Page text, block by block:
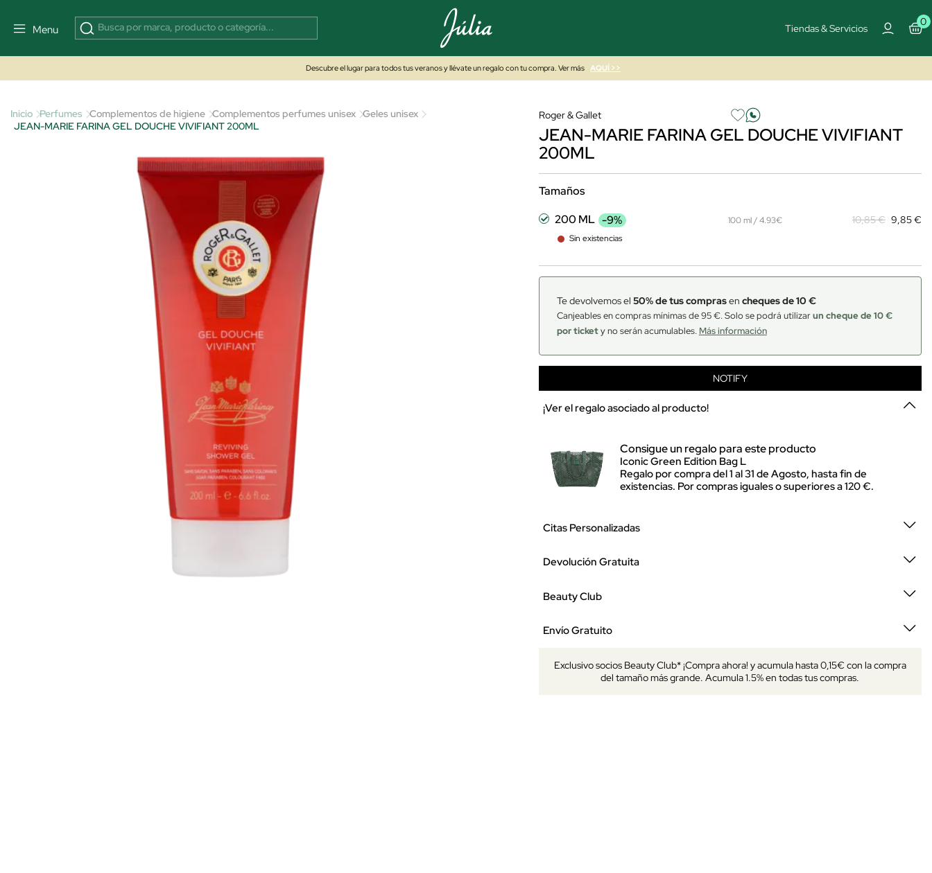
Menu Tiendas & Servicios
0
Descubre el lugar para todos tus veranos y llévate un regalo con tu compra. Ver más AQUÍ >>
Inicio Perfumes Complementos de higiene Complementos perfumes unisex Geles unisex
JEAN-MARIE FARINA GEL DOUCHE VIVIFIANT 200ML
Roger & Gallet
JEAN-MARIE FARINA GEL DOUCHE VIVIFIANT
200ML
Tamaños
200 ML -9%
Sin existencias
100 ml / 4.93€ 10,85 € 9,85 €
Te devolvemos el 50% de tus comprasen cheques de 10 €
Canjeables en compras mínimas de 95 €. Solo se podrá utilizarun cheque de 10 €
por tickety no serán acumulables. Más información
NOTIFY
¡Ver el regalo asociado al producto!
Consigue un regalo para este producto
Iconic Green Edition Bag L
Regalo por compra del 1 al 31 de Agosto, hasta fin de
existencias. Por compras iguales o superiores a 120 €.
Citas Personalizadas
Devolución Gratuita
Beauty Club
Envío Gratuito
Exclusivo socios Beauty Club* ¡Compra ahora! y acumula hasta 0,15€ con la compra
del tamaño más grande. Acumula 1.5% en todas tus compras.